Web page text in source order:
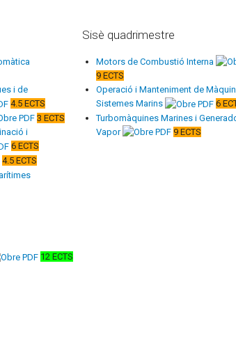
i de
4.5 ECTS
3 ECTS
i
6 ECTS
4.5 ECTS
Sisè quadrimestre
Motors de Combustió Interna
9 ECTS
Operació i Manteniment de
Sistemes Marins
6
Turbomàquines Marines i
Vapor
9 ECTS
12 ECTS